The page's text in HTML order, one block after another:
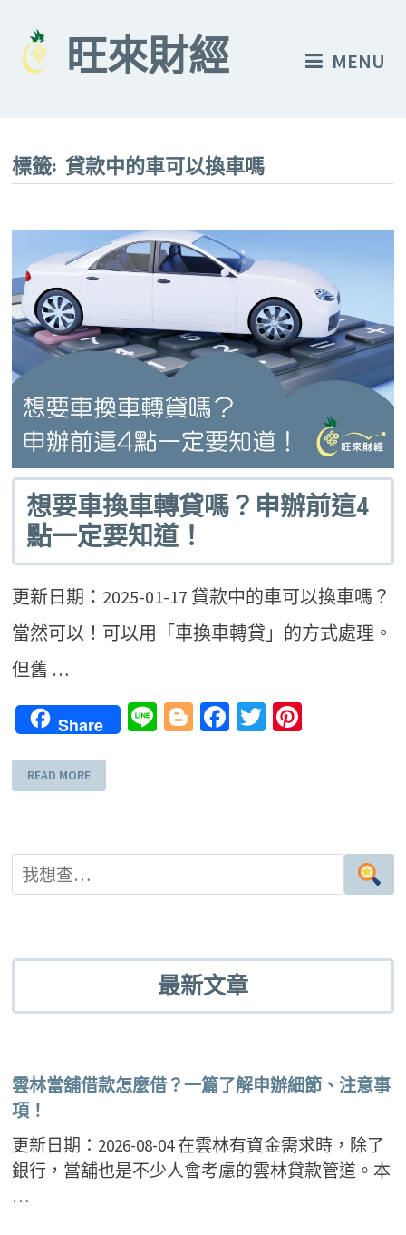
content
旺來財經 MENU
標籤:貸款中的車可以換車嗎
想要車換車轉貸嗎？申辦前這4
點一定要知道！
更新日期：2025-01-17 貸款中的車可以換車嗎？
當然可以！可以用「車換車轉貸」的方式處理。
但舊 …
Share LineBlogger
Facebook
Twitter
READ MORE
最新文章
雲林當舖借款怎麼借？一篇了解申辦細節、注意事
項！
更新日期：2026-08-04 在雲林有資金需求時，除了
銀行，當舖也是不少人會考慮的雲林貸款管道。本
…